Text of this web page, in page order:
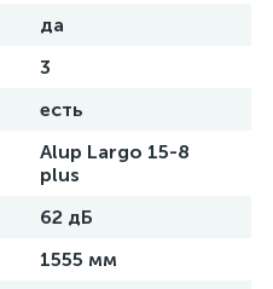
да
3
есть
Alup Largo 15-8
plus
62 дБ
1555 мм